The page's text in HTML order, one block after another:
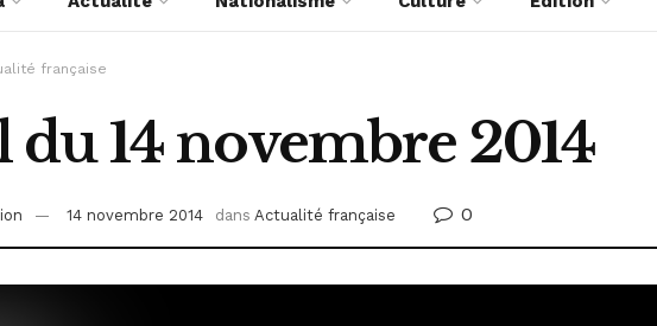
française
du 14 novembre 2014
14 novembre 2014 dans Actualité française 0